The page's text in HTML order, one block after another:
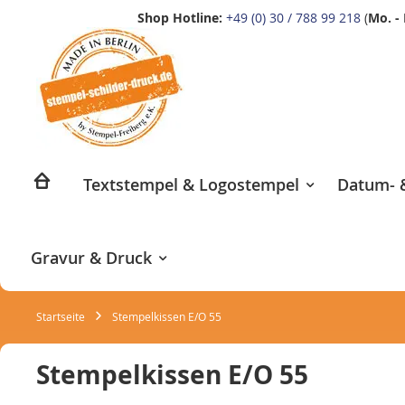
Shop Hotline: +49 (0) 30 / 788 99 218 (Mo. -
springen
Textstempel & Logostempel Datum-
Gravur & Druck
Startseite Stempelkissen E/O 55
Stempelkissen E/O 55